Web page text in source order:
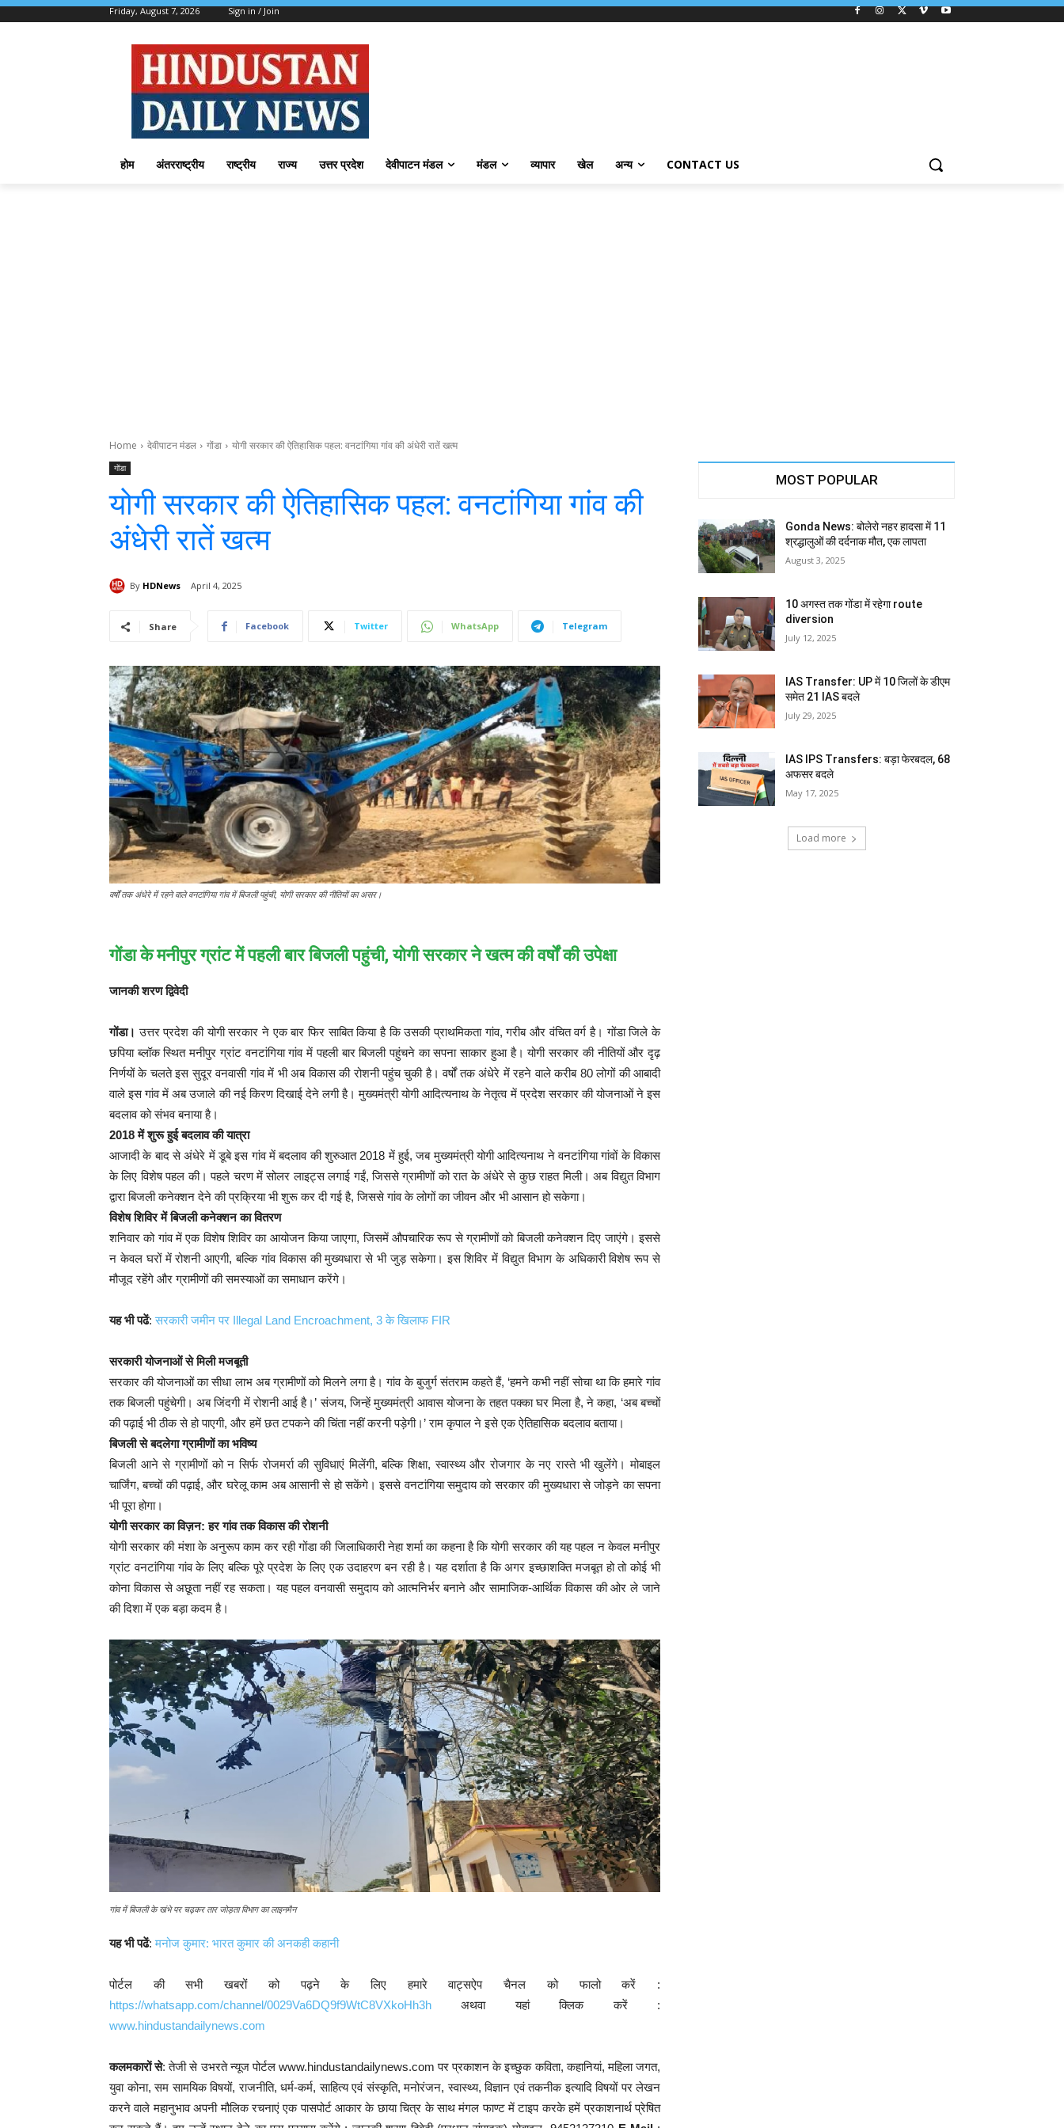
Friday, August 7, 2026 Sign in / Join
होम अंतरराष्ट्रीय राष्ट्रीय राज्य उत्तर प्रदेश देवीपाटन मंडल मंडल व्यापार खेल अन्य CONTACT US
Home देवीपाटन मंडल गोंडा योगी सरकार की ऐतिहासिक पहल: वनटांगिया गांव की अंधेरी रातें खत्म
गोंडा
योगी सरकार की ऐतिहासिक पहल: वनटांगिया गांव की
अंधेरी रातें खत्म
By HDNews April 4, 2025
Share Facebook Twitter WhatsApp Telegram
वर्षों तक अंधेरे में रहने वाले वनटांगिया गांव में बिजली पहुंची, योगी सरकार की नीतियों का असर।
गोंडा के मनीपुर ग्रांट में पहली बार बिजली पहुंची, योगी सरकार ने खत्म की वर्षों की उपेक्षा
जानकी शरण द्विवेदी
गोंडा। उत्तर प्रदेश की योगी सरकार ने एक बार फिर साबित किया है कि उसकी प्राथमिकता गांव, गरीब और वंचित वर्ग है। गोंडा जिले के
छपिया ब्लॉक स्थित मनीपुर ग्रांट वनटांगिया गांव में पहली बार बिजली पहुंचने का सपना साकार हुआ है। योगी सरकार की नीतियों और दृढ़
निर्णयों के चलते इस सुदूर वनवासी गांव में भी अब विकास की रोशनी पहुंच चुकी है। वर्षों तक अंधेरे में रहने वाले करीब 80 लोगों की आबादी
वाले इस गांव में अब उजाले की नई किरण दिखाई देने लगी है। मुख्यमंत्री योगी आदित्यनाथ के नेतृत्व में प्रदेश सरकार की योजनाओं ने इस
बदलाव को संभव बनाया है।
2018 में शुरू हुई बदलाव की यात्रा
आजादी के बाद से अंधेरे में डूबे इस गांव में बदलाव की शुरुआत 2018 में हुई, जब मुख्यमंत्री योगी आदित्यनाथ ने वनटांगिया गांवों के विकास
के लिए विशेष पहल की। पहले चरण में सोलर लाइट्स लगाई गईं, जिससे ग्रामीणों को रात के अंधेरे से कुछ राहत मिली। अब विद्युत विभाग
द्वारा बिजली कनेक्शन देने की प्रक्रिया भी शुरू कर दी गई है, जिससे गांव के लोगों का जीवन और भी आसान हो सकेगा।
विशेष शिविर में बिजली कनेक्शन का वितरण
शनिवार को गांव में एक विशेष शिविर का आयोजन किया जाएगा, जिसमें औपचारिक रूप से ग्रामीणों को बिजली कनेक्शन दिए जाएंगे। इससे
न केवल घरों में रोशनी आएगी, बल्कि गांव विकास की मुख्यधारा से भी जुड़ सकेगा। इस शिविर में विद्युत विभाग के अधिकारी विशेष रूप से
मौजूद रहेंगे और ग्रामीणों की समस्याओं का समाधान करेंगे।
यह भी पढें:सरकारी जमीन पर Illegal Land Encroachment, 3 के खिलाफ FIR
सरकारी योजनाओं से मिली मजबूती
सरकार की योजनाओं का सीधा लाभ अब ग्रामीणों को मिलने लगा है। गांव के बुजुर्ग संतराम कहते हैं, ‘हमने कभी नहीं सोचा था कि हमारे गांव
तक बिजली पहुंचेगी। अब जिंदगी में रोशनी आई है।’ संजय, जिन्हें मुख्यमंत्री आवास योजना के तहत पक्का घर मिला है, ने कहा, ‘अब बच्चों
की पढ़ाई भी ठीक से हो पाएगी, और हमें छत टपकने की चिंता नहीं करनी पड़ेगी।’ राम कृपाल ने इसे एक ऐतिहासिक बदलाव बताया।
बिजली से बदलेगा ग्रामीणों का भविष्य
बिजली आने से ग्रामीणों को न सिर्फ रोजमर्रा की सुविधाएं मिलेंगी, बल्कि शिक्षा, स्वास्थ्य और रोजगार के नए रास्ते भी खुलेंगे। मोबाइल
चार्जिंग, बच्चों की पढ़ाई, और घरेलू काम अब आसानी से हो सकेंगे। इससे वनटांगिया समुदाय को सरकार की मुख्यधारा से जोड़ने का सपना
भी पूरा होगा।
योगी सरकार का विज़न: हर गांव तक विकास की रोशनी
योगी सरकार की मंशा के अनुरूप काम कर रही गोंडा की जिलाधिकारी नेहा शर्मा का कहना है कि योगी सरकार की यह पहल न केवल मनीपुर
ग्रांट वनटांगिया गांव के लिए बल्कि पूरे प्रदेश के लिए एक उदाहरण बन रही है। यह दर्शाता है कि अगर इच्छाशक्ति मजबूत हो तो कोई भी
कोना विकास से अछूता नहीं रह सकता। यह पहल वनवासी समुदाय को आत्मनिर्भर बनाने और सामाजिक-आर्थिक विकास की ओर ले जाने
की दिशा में एक बड़ा कदम है।
गांव में बिजली के खंभे पर चढ़कर तार जोड़ता विभाग का लाइनमैन
यह भी पढें:मनोज कुमार: भारत कुमार की अनकही कहानी
पोर्टल की सभी खबरों को पढ़ने के लिए हमारे वाट्सऐप चैनल को फालो करें :
https://whatsapp.com/channel/0029Va6DQ9f9WtC8VXkoHh3h अथवा यहां क्लिक करें :
www.hindustandailynews.com
कलमकारों से: तेजी से उभरते न्यूज पोर्टल www.hindustandailynews.com पर प्रकाशन के इच्छुक कविता, कहानियां, महिला जगत,
युवा कोना, सम सामयिक विषयों, राजनीति, धर्म-कर्म, साहित्य एवं संस्कृति, मनोरंजन, स्वास्थ्य, विज्ञान एवं तकनीक इत्यादि विषयों पर लेखन
करने वाले महानुभाव अपनी मौलिक रचनाएं एक पासपोर्ट आकार के छाया चित्र के साथ मंगल फाण्ट में टाइप करके हमें प्रकाशनार्थ प्रेषित
MOST POPULAR
Gonda News: बोलेरो नहर हादसा में 11
श्रद्धालुओं की दर्दनाक मौत, एक लापता
August 3, 2025
10 अगस्त तक गोंडा में रहेगा route
diversion
July 12, 2025
IAS Transfer: UP में 10 जिलों के डीएम
समेत 21 IAS बदले
July 29, 2025
IAS IPS Transfers: बड़ा फेरबदल, 68
अफसर बदले
May 17, 2025
Load more